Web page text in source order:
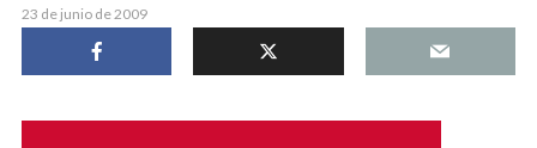
23 de junio de 2009